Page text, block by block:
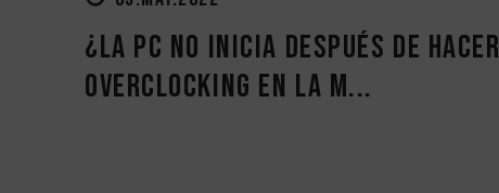
¿La PC no inicia después de hacer
overclocking en la m...